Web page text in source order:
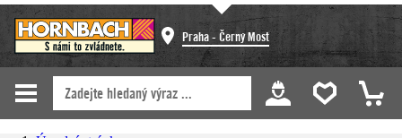
Praha - Černý Most